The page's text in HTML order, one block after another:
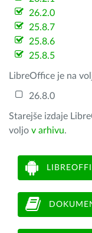
26.2.0
25.8.7
25.8.6
25.8.5
LibreOffice je na
26.8.0
Starejše izdaje
voljo v arhivu.